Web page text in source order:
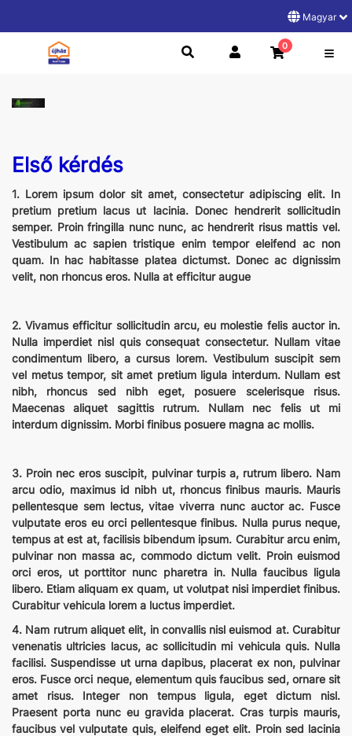
Magyar
0
Első kérdés
1. Lorem ipsum dolor sit amet, consectetur adipiscing elit. In
pretium pretium lacus ut lacinia. Donec hendrerit sollicitudin
semper. Proin fringilla nunc nunc, ac hendrerit risus mattis vel.
Vestibulum ac sapien tristique enim tempor eleifend ac non
quam. In hac habitasse platea dictumst. Donec ac dignissim
velit, non rhoncus eros. Nulla at efficitur augue
2. Vivamus efficitur sollicitudin arcu, eu molestie felis auctor in.
Nulla imperdiet nisl quis consequat consectetur. Nullam vitae
condimentum libero, a cursus lorem. Vestibulum suscipit sem
vel metus tempor, sit amet pretium ligula interdum. Nullam est
nibh, rhoncus sed nibh eget, posuere scelerisque risus.
Maecenas aliquet sagittis rutrum. Nullam nec felis ut mi
interdum dignissim. Morbi finibus posuere magna ac mollis.
3. Proin nec eros suscipit, pulvinar turpis a, rutrum libero. Nam
arcu odio, maximus id nibh ut, rhoncus finibus mauris. Mauris
pellentesque sem lectus, vitae viverra nunc auctor ac. Fusce
vulputate eros eu orci pellentesque finibus. Nulla purus neque,
tempus at est at, facilisis bibendum ipsum. Curabitur arcu enim,
pulvinar non massa ac, commodo dictum velit. Proin euismod
orci eros, ut porttitor nunc pharetra in. Nulla faucibus ligula
libero. Etiam aliquam ex quam, ut volutpat nisi imperdiet finibus.
Curabitur vehicula lorem a luctus imperdiet.
4. Nam rutrum aliquet elit, in convallis nisl euismod at. Curabitur
venenatis ultricies lacus, ac sollicitudin mi vehicula quis. Nulla
facilisi. Suspendisse ut urna dapibus, placerat ex non, pulvinar
eros. Fusce orci neque, elementum quis faucibus sed, ornare sit
amet risus. Integer non tempus ligula, eget dictum nisl.
Praesent porta nunc eu gravida placerat. Cras turpis mauris,
faucibus vel vulputate quis, eleifend eget elit. Proin sed lacinia